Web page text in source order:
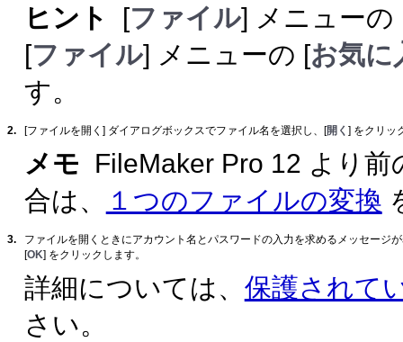
ヒント [ファイル] メニューの
[ファイル] メニューの [お気に
す。
2. [ファイルを開く] ダイアログボックスでファイル名を選択し、[開く ] をクリッ
メモ FileMaker Pro 12 より
合は、
１つのファイルの変換
3.
ファイルを開くときにアカウント名とパスワードの入力を求めるメッセージ
[OK] をクリックします。
詳細については、 保護されて
さい。